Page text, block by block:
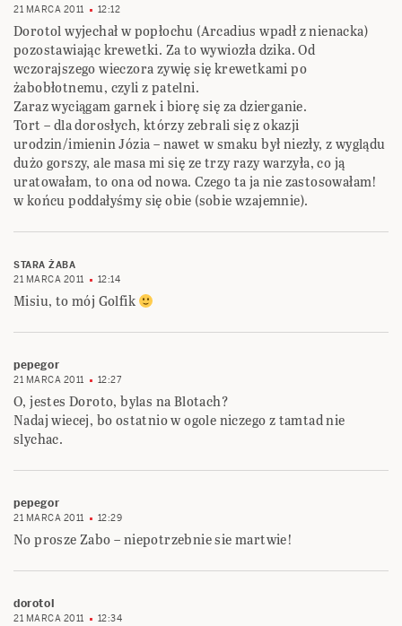
21 MARCA 2011
12:12
Dorotol wyjechał w popłochu (Arcadius wpadł z nienacka)
pozostawiając krewetki. Za to wywiozła dzika. Od
wczorajszego wieczora zywię się krewetkami po
żabobłotnemu, czyli z patelni.
Zaraz wyciągam garnek i biorę się za dzierganie.
Tort – dla dorosłych, którzy zebrali się z okazji
urodzin/imienin Józia – nawet w smaku był niezły, z wyglądu
dużo gorszy, ale masa mi się ze trzy razy warzyła, co ją
uratowałam, to ona od nowa. Czego ta ja nie zastosowałam!
w końcu poddałyśmy się obie (sobie wzajemnie).
STARA ŻABA
21 MARCA 2011
12:14
Misiu, to mój Golfik
pepegor
21 MARCA 2011 12:27
O, jestes Doroto, bylas na Blotach?
Nadaj wiecej, bo ostatnio w ogole niczego z tamtad nie
slychac.
pepegor
21 MARCA 2011 12:29
No prosze Zabo – niepotrzebnie sie martwie!
dorotol
21 MARCA 2011 12:34